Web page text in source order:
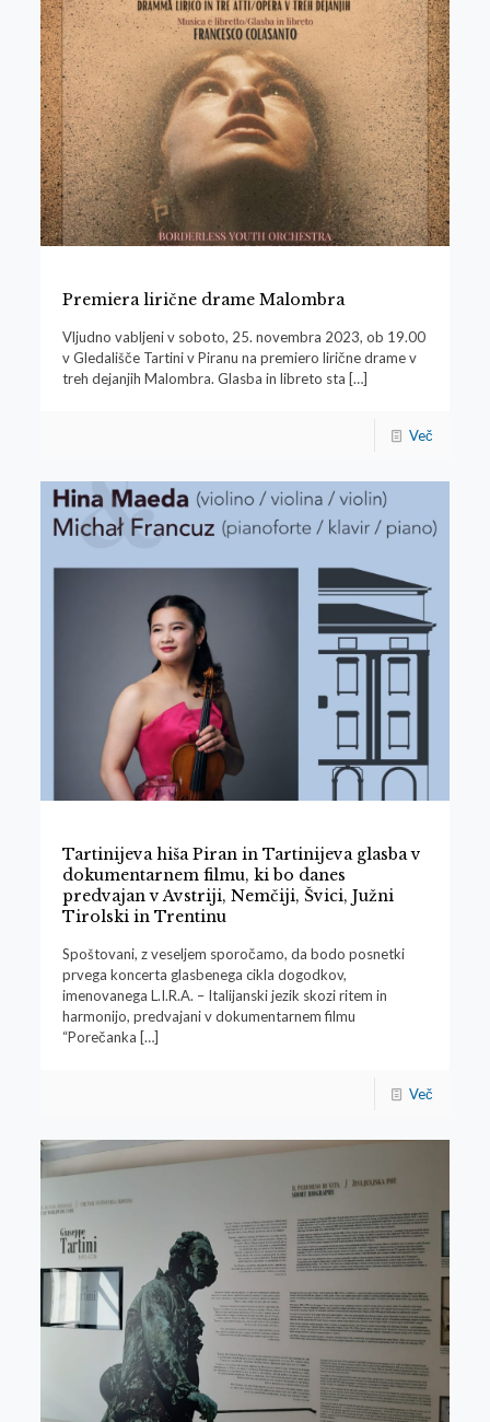
Premiera lirične drame Malombra
Vljudno vabljeni v soboto, 25. novembra 2023, ob 19.00
v Gledališče Tartini v Piranu na premiero lirične drame v
treh dejanjih Malombra. Glasba in libreto sta […]
Več
Tartinijeva hiša Piran in Tartinijeva glasba v
dokumentarnem filmu, ki bo danes
predvajan v Avstriji, Nemčiji, Švici, Južni
Tirolski in Trentinu
Spoštovani, z veseljem sporočamo, da bodo posnetki
prvega koncerta glasbenega cikla dogodkov,
imenovanega L.I.R.A. – Italijanski jezik skozi ritem in
harmonijo, predvajani v dokumentarnem filmu
“Porečanka […]
Več